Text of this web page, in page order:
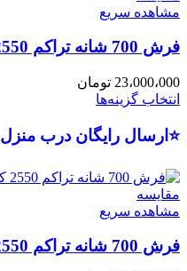
مشاهده سریع
فرش 700 شانه تراکم 2550 کد 77899
23،000،000 تومان
انتخاب گزینه‌ها
⭐ارسال رایگان درب منزل
مقایسه
مشاهده سریع
فرش 700 شانه تراکم 2550 کد 77887